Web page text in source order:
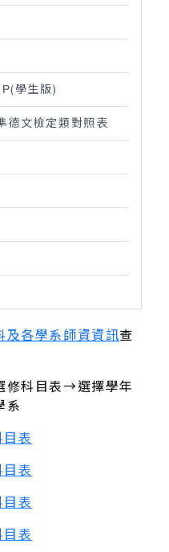
學生版)
德文檢定類對照表
及各學系師資資訊查
修科目表→選擇學年
系
表
表
表
表